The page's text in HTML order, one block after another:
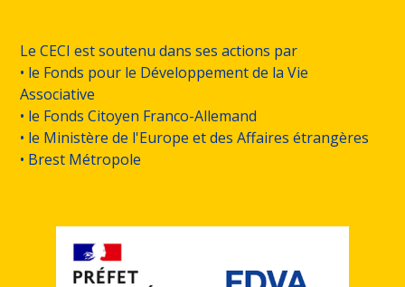
Le CECI est soutenu dans ses actions par
• le Fonds pour le Développement de la Vie
Associative
• le Fonds Citoyen Franco-Allemand
• le Ministère de l'Europe et des Affaires étrangères
• Brest Métropole